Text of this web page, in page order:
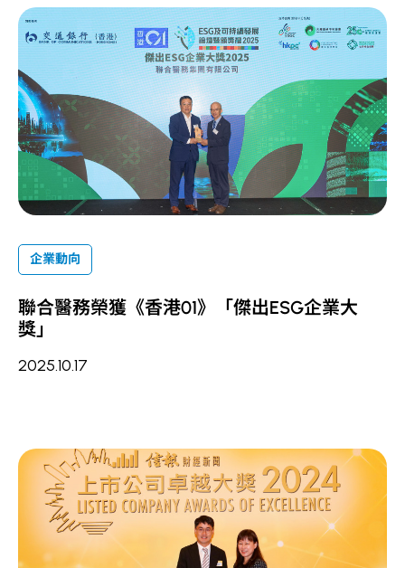
企業動向
聯合醫務榮獲《香港01》「傑出ESG企業大
獎」
2025.10.17